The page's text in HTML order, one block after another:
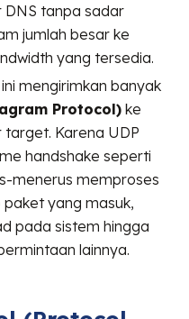
tanpa sadar
jumlah besar ke
yang tersedia.
mengirimkan banyak
Protocol)ke
Karena UDP
handshake seperti
menerus memproses
yang masuk,
pada sistem hingga
lainnya.